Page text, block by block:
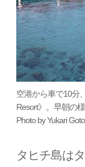
空港から車で10分
Resort》。早朝の
Photo by Yukari Goto
タヒチ島は